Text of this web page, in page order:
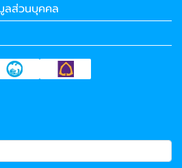
ลส่วนบุคคล